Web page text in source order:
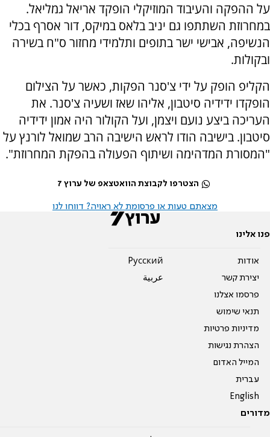
על ההפקה והעיבוד המוזיקלי הופקד אריאל גמליאל.
במחרוזת השתתפו גם יניב בלאס במיקס, דור אסרף בכלי
הנשיפה, אבישי ישר בתופים ותלמידי מחזור ס"ח בשירה
ובקולות.
הקליפ הופק על ידי צ'סנר הפקות, כאשר על הצילום
הופקדו ידידיה סיטבון, אליהו שאז ושעיה צ'סנר. את
העריכה ביצע נועם ויצמן, ועל הקולור היה אמון ידידיה
סיטבון. בישיבה הודו לראש הישיבה הרב שמואל לורנץ על
"המסורת המדהימה ושיתוף הפעולה בהפקת המחרוזת".
הצטרפו לקבוצת הוואטצאפ של ערוץ 7
מצאתם טעות או פרסומת לא ראויה? דווחו לנו
פנו אלינו
אודות
יצירת קשר
פרסמו אצלנו
תנאי שימוש
מדיניות פרטיות
הצהרת נגישות
המייל האדום
עברית
English
Pусский
عربية
מדורים